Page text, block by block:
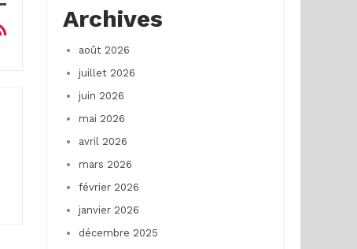
Archives
août 2026
juillet 2026
juin 2026
mai 2026
avril 2026
mars 2026
février 2026
janvier 2026
décembre 2025